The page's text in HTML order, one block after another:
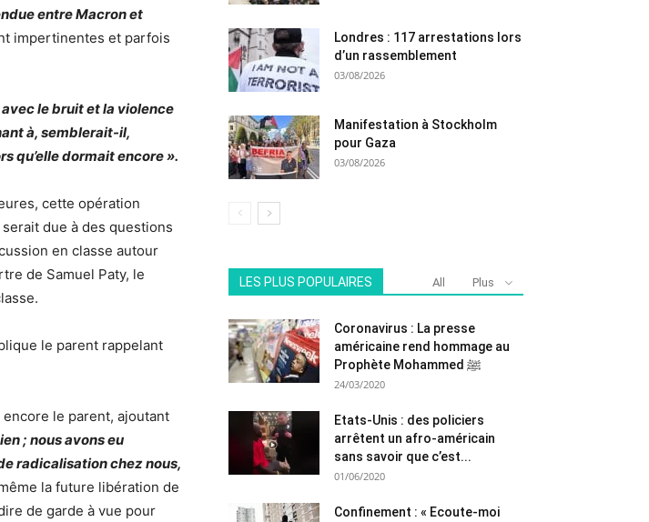
entre Macron et
impertinentes et parfois
le bruit et la violence
à, semblerait-il,
qu’elle dormait encore ».
cette opération
due à des questions
en classe autour
de Samuel Paty, le
le parent rappelant
encore le parent, ajoutant
; nous avons eu
radicalisation chez nous,
la future libération de
de garde à vue pour
Londres : 117 arrestations lors
d’un rassemblement
03/08/2026
Manifestation à Stockholm
pour Gaza
03/08/2026
LES PLUS POPULAIRES All Plus
Coronavirus : La presse
américaine rend hommage au
Prophète Mohammed ﷺ
24/03/2020
Etats-Unis : des policiers
arrêtent un afro-américain
sans savoir que c’est...
01/06/2020
Confinement : « Ecoute-moi